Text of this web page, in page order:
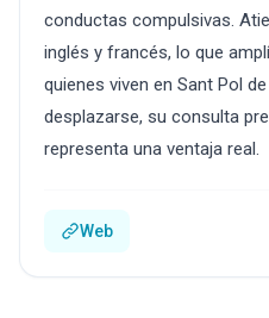
conductas compulsivas.
inglés y francés, lo que
quienes viven en Sant Pol
desplazarse, su consulta
representa una ventaja real.
Web